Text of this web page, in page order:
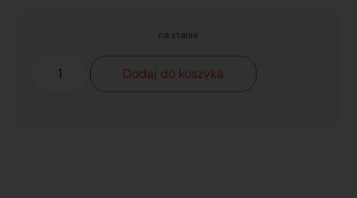
na stanie
Dodaj do koszyka